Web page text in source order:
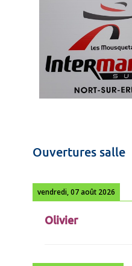
Ouvertures salle
vendredi, 07 août 2026
Olivier